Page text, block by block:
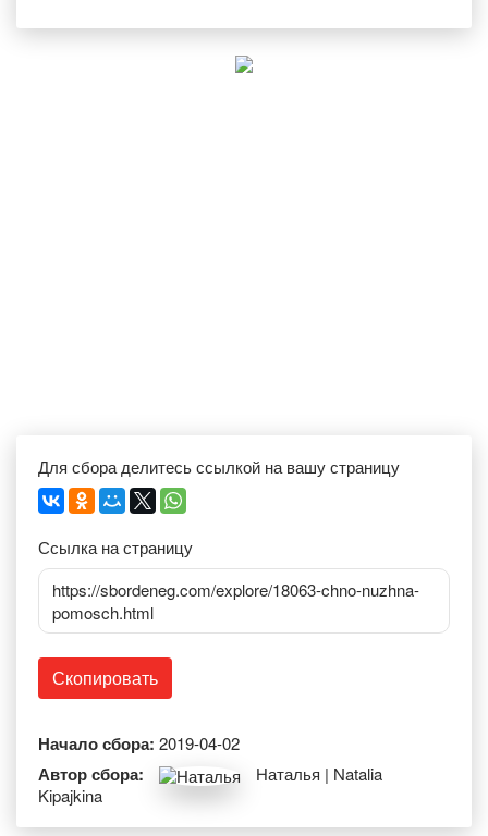
Для сбора делитесь ссылкой на вашу страницу
Ссылка на страницу
https://sbordeneg.com/explore/18063-chno-nuzhna-
pomosch.html
Скопировать
Начало сбора: 2019-04-02
Автор сбора:
Наталья | Natalia
Kipajkina